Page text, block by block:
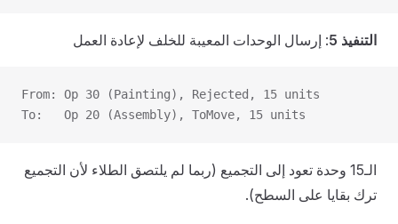
التنفيذ 5 : إرسال الوحدات المعيبة للخلف لإعادة العمل
From: Op 30 (Painting), Rejected, 15 units
To:   Op 20 (Assembly), ToMove, 15 units
الـ15 وحدة تعود إلى التجميع (ربما لم يلتصق الطلاء لأن التجميع
ترك بقايا على السطح).